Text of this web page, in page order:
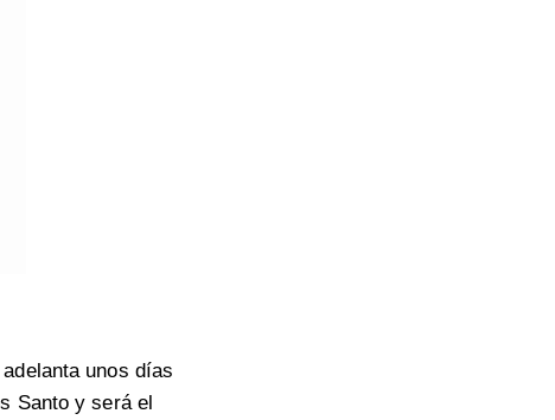
unos días
Santo y será el